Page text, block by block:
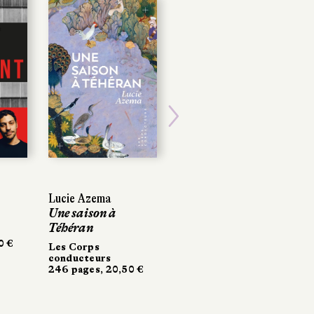
Lucie Azema
Une saison à
Téhéran
Les Corps
conducteurs
246 pages, 20,50 €
Lucie Azema
Une saison à
Téhéran
Les Corps
conducteurs
246 pages, 20,50 €